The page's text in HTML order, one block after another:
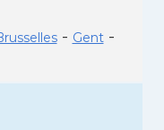
- Gent-